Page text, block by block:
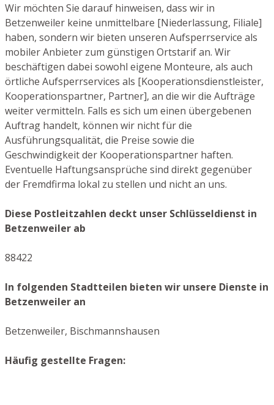
Wir möchten Sie darauf hinweisen, dass wir in
Betzenweiler keine unmittelbare [Niederlassung, Filiale]
haben, sondern wir bieten unseren Aufsperrservice als
mobiler Anbieter zum günstigen Ortstarif an. Wir
beschäftigen dabei sowohl eigene Monteure, als auch
örtliche Aufsperrservices als [Kooperationsdienstleister,
Kooperationspartner, Partner], an die wir die Aufträge
weiter vermitteln. Falls es sich um einen übergebenen
Auftrag handelt, können wir nicht für die
Ausführungsqualität, die Preise sowie die
Geschwindigkeit der Kooperationspartner haften.
Eventuelle Haftungsansprüche sind direkt gegenüber
der Fremdfirma lokal zu stellen und nicht an uns.
Diese Postleitzahlen deckt unser Schlüsseldienst in
Betzenweiler ab
88422
In folgenden Stadtteilen bieten wir unsere Dienste in
Betzenweiler an
Betzenweiler, Bischmannshausen
Häufig gestellte Fragen: